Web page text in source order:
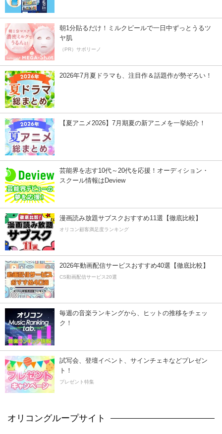
朝1分貼るだけ！ミルクピールで一日中ずっとうるツ
ヤ肌
（PR）サボリーノ
2026年7月夏ドラマも、注目作＆話題作が勢ぞろい！
【夏アニメ2026】7月期夏の新アニメを一挙紹介！
芸能界を志す10代～20代を応援！オーディション・
スクール情報はDeview
漫画読み放題サブスクおすすめ11選【徹底比較】
オリコン顧客満足度ランキング
2026年動画配信サービスおすすめ40選【徹底比較】
CS動画配信サービス20選
毎週の音楽ランキングから、ヒットの推移をチェッ
ク！
試写会、登壇イベント、サインチェキなどプレゼン
ト！
プレゼント特集
オリコングループサイト